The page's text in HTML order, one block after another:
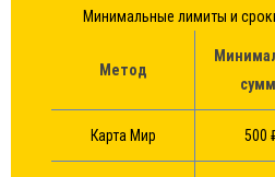
Минимальные лимиты и
Метод
Карта Мир 500